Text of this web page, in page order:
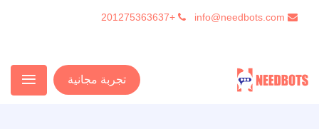
+201275363637
تجربة مجانية